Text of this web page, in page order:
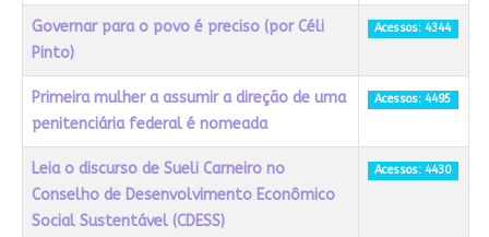
Governar para o povo é preciso (por Céli
Pinto)
Acessos: 4344
Primeira mulher a assumir a direção de uma
penitenciária federal é nomeada
Acessos: 4495
Leia o discurso de Sueli Carneiro no
Conselho de Desenvolvimento Econômico
Social Sustentável (CDESS)
Acessos: 4430